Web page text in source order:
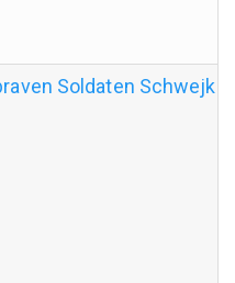
Soldaten Schwejk